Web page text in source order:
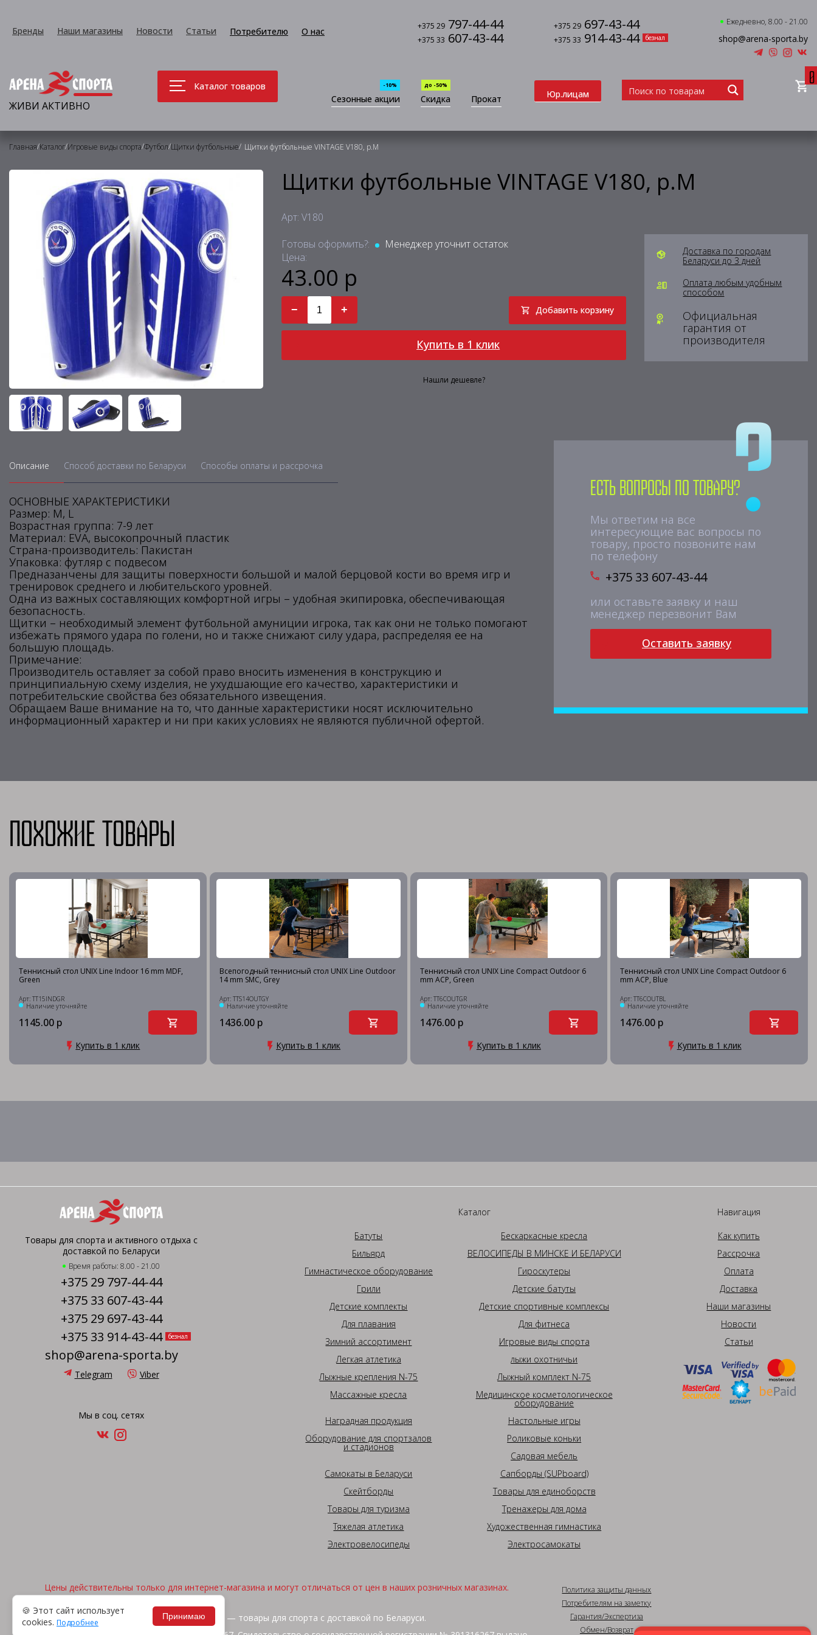
Бренды Наши магазины Новости Статьи Потребителю О нас +375 29 797-44-44 +375 29 697-43-44
+375 33 607-43-44 +375 33 914-43-44 безнал
Ежедневно, 8.00 - 21.00
shop@arena-sporta.by
ЖИВИ АКТИВНО
Каталог товаров
Сезонные акции
-10%
Скидка
до -50%
Прокат Юр.лицам
0
Главная/Каталог/Игровые виды спорта/Футбол/Щитки футбольные/ Щитки футбольные VINTAGE V180, р.M
Щитки футбольные VINTAGE V180, р.M
Арт: V180
Готовы оформить?:
Менеджер уточнит остаток
Цена:
43.00 р
− + Добавить корзину
Купить в 1 клик
Нашли дешевле?
Доставка по городам
Беларуси до 3 дней
Оплата любым удобным
способом
Официальная
гарантия от
производителя
Описание Способ доставки по Беларуси Способы оплаты и рассрочка
ОСНОВНЫЕ ХАРАКТЕРИСТИКИ
Размер: M, L
Возрастная группа: 7-9 лет
Материал: EVA, высокопрочный пластик
Страна-производитель: Пакистан
Упаковка: футляр с подвесом
Предназанчены для защиты поверхности большой и малой берцовой кости во время игр и
тренировок среднего и любительского уровней.
Одна из важных составляющих комфортной игры – удобная экипировка, обеспечивающая
безопасность.
Щитки – необходимый элемент футбольной амуниции игрока, так как они не только помогают
избежать прямого удара по голени, но и также снижают силу удара, распределяя ее на
большую площадь.
Примечание:
Производитель оставляет за собой право вносить изменения в конструкцию и
принципиальную схему изделия, не ухудшающие его качество, характеристики и
потребительские свойства без обязательного извещения.
Обращаем Ваше внимание на то, что данные характеристики носят исключительно
информационный характер и ни при каких условиях не являются публичной офертой.
Есть вопросы по товару?
Мы ответим на все
интересующие вас вопросы по
товару, просто позвоните нам
по телефону
+375 33 607-43-44
или оставьте заявку и наш
менеджер перезвонит Вам
Оставить заявку
Похожие товары
Теннисный стол UNIX Line Indoor 16 mm MDF,
Green
Арт: TT15INDGR
Наличие уточняйте
1145.00 р
Купить в 1 клик
Всепогодный теннисный стол UNIX Line Outdoor
14 mm SMC, Grey
Арт: TTS14OUTGY
Наличие уточняйте
1436.00 р
Купить в 1 клик
Теннисный стол UNIX Line Compact Outdoor 6
mm ACP, Green
Арт: TT6COUTGR
Наличие уточняйте
1476.00 р
Купить в 1 клик
Теннисный стол UNIX Line Compact Outdoor 6
mm ACP, Blue
Арт: TT6COUTBL
Наличие уточняйте
1476.00 р
Купить в 1 клик
Товары для спорта и активного отдыха с
доставкой по Беларуси
Время работы: 8.00 - 21.00
+375 29 797-44-44
+375 33 607-43-44
+375 29 697-43-44
+375 33 914-43-44
безнал
shop@arena-sporta.by
Telegram Viber
Мы в соц. сетях
Каталог
Батуты
Бескаркасные кресла
Бильярд
ВЕЛОСИПЕДЫ В МИНСКЕ И БЕЛАРУСИ
Гимнастическое оборудование
Гироскутеры
Грили
Детские батуты
Детские комплекты
Детские спортивные комплексы
Для плавания
Для фитнеса
Зимний ассортимент
Игровые виды спорта
Легкая атлетика
лыжи охотничьи
Лыжные крепления N-75
Лыжный комплект N-75
Массажные кресла
Медицинское косметологическое
оборудование
Наградная продукция
Настольные игры
Оборудование для спортзалов
и стадионов
Роликовые коньки
Садовая мебель
Самокаты в Беларуси
Сапборды (SUPboard)
Скейтборды
Товары для единоборств
Товары для туризма
Тренажеры для дома
Тяжелая атлетика
Художественная гимнастика
Электровелосипеды
Электросамокаты
Навигация
Как купить
Рассрочка
Оплата
Доставка
Наши магазины
Новости
Статьи
Цены действительны только для интернет-магазина и могут отличаться от цен в наших розничных магазинах.
2026, © "Арена спорта" — товары для спорта с доставкой по Беларуси.
Политика защиты данных
Потребителям на заметку
Гарантия/Экспертиза
Обмен/Возврат
🍪 Этот сайт использует
cookies. Подробнее
Принимаю